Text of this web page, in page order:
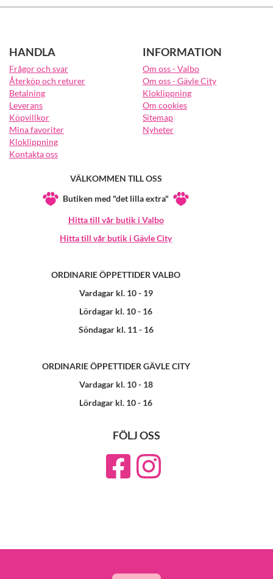
HANDLA
Frågor och svar
Återköp och returer
Betalning
Leverans
Köpvillkor
Mina favoriter
Kloklippning
Kontakta oss
INFORMATION
Om oss - Valbo
Om oss - Gävle City
Kloklippning
Om cookies
Sitemap
Nyheter
VÄLKOMMEN TILL OSS
Butiken med "det lilla extra"
Hitta till vår butik i Valbo
Hitta till vår butik i Gävle City
ORDINARIE ÖPPETTIDER VALBO
Vardagar kl. 10 - 19
Lördagar kl. 10 - 16
Söndagar kl. 11 - 16
ORDINARIE ÖPPETTIDER GÄVLE CITY
Vardagar kl. 10 - 18
Lördagar kl. 10 - 16
FÖLJ OSS